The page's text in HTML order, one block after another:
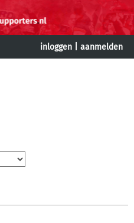
inloggen aanmelden